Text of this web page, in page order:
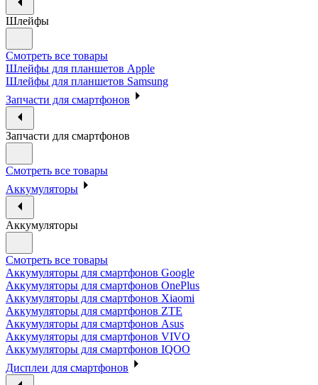
Шлейфы
Смотреть все товары
Шлейфы для планшетов Apple
Шлейфы для планшетов Samsung
Запчасти для смартфонов
Запчасти для смартфонов
Смотреть все товары
Аккумуляторы
Аккумуляторы
Смотреть все товары
Аккумуляторы для смартфонов Google
Аккумуляторы для смартфонов OnePlus
Аккумуляторы для смартфонов Xiaomi
Аккумуляторы для смартфонов ZTE
Аккумуляторы для cмартфонов Asus
Аккумуляторы для смартфонов VIVO
Аккумуляторы для смартфонов IQOO
Дисплеи для смартфонов